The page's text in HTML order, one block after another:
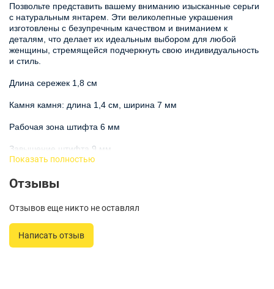
Позвольте представить вашему вниманию изысканные серьги
с натуральным янтарем. Эти великолепные украшения
изготовлены с безупречным качеством и вниманием к
деталям, что делает их идеальным выбором для любой
женщины, стремящейся подчеркнуть свою индивидуальность
и стиль.
Длина сережек 1,8 см
Камня камня: длина 1,4 см, ширина 7 мм
Рабочая зона штифта 6 мм
Завышение штифта 9 мм
элегантности и природной красоты. В центре композиции
зелёного янтаря, которые привлекают внимание и добавляют
нотку утонченности. Главным акцентом является натуральный
янтарь, который известен своими лечебными свойствами и
уникальной структурой.
Показать полностью
Отзывы
Отзывов еще никто не оставлял
Написать отзыв